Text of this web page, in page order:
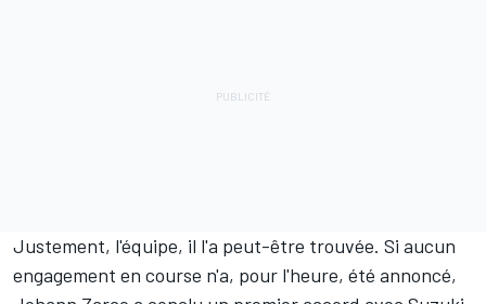
Justement, l'équipe, il l'a peut-être trouvée. Si aucun
engagement en course n'a, pour l'heure, été annoncé,